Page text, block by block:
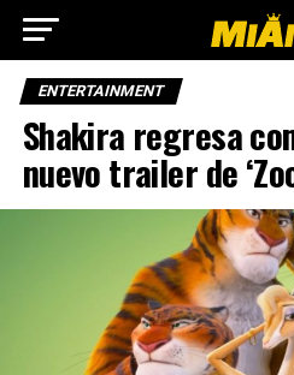
ENTERTAINMENT
Shakira regresa
nuevo trailer de